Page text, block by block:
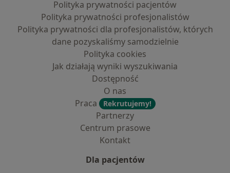
Polityka prywatności pacjentów
Polityka prywatności profesjonalistów
Polityka prywatności dla profesjonalistów, których
dane pozyskaliśmy samodzielnie
Polityka cookies
Jak działają wyniki wyszukiwania
Dostępność
O nas
Praca
Rekrutujemy!
Partnerzy
Centrum prasowe
Kontakt
Dla pacjentów